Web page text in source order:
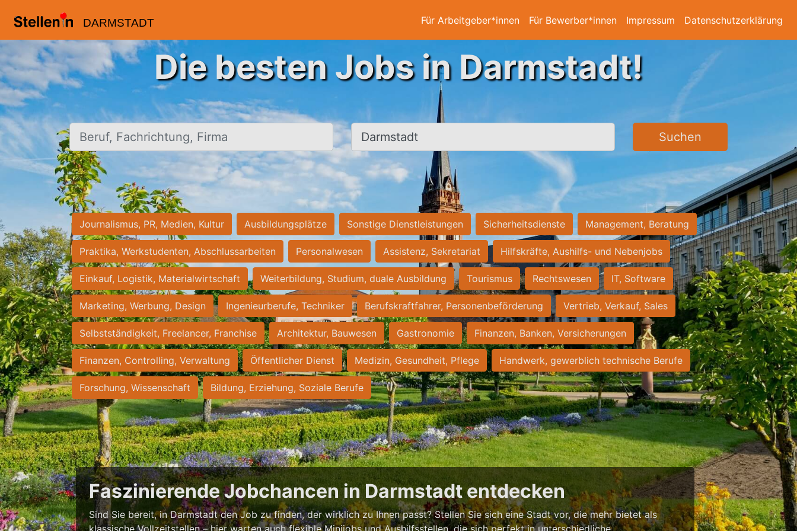
DARMSTADT Für Arbeitgeber*innen Für Bewerber*innen Impressum Datenschutzerklärung
Die besten Jobs in Darmstadt!
Beruf, Fachrichtung, Firma Ort, Stadt Suchen
Journalismus, PR, Medien, Kultur Ausbildungsplätze Sonstige Dienstleistungen Sicherheitsdienste Management, Beratung
Praktika, Werkstudenten, Abschlussarbeiten Personalwesen Assistenz, Sekretariat Hilfskräfte, Aushilfs- und Nebenjobs
Einkauf, Logistik, Materialwirtschaft Weiterbildung, Studium, duale Ausbildung Tourismus Rechtswesen IT, Software
Marketing, Werbung, Design Ingenieurberufe, Techniker Berufskraftfahrer, Personenbeförderung Vertrieb, Verkauf, Sales
Selbstständigkeit, Freelancer, Franchise Architektur, Bauwesen Gastronomie Finanzen, Banken, Versicherungen
Finanzen, Controlling, Verwaltung Öffentlicher Dienst Medizin, Gesundheit, Pflege Handwerk, gewerblich technische Berufe
Forschung, Wissenschaft Bildung, Erziehung, Soziale Berufe
Faszinierende Jobchancen in Darmstadt entdecken
Sind Sie bereit, in Darmstadt den Job zu finden, der wirklich zu Ihnen passt? Stellen Sie sich eine Stadt vor, die mehr bietet als